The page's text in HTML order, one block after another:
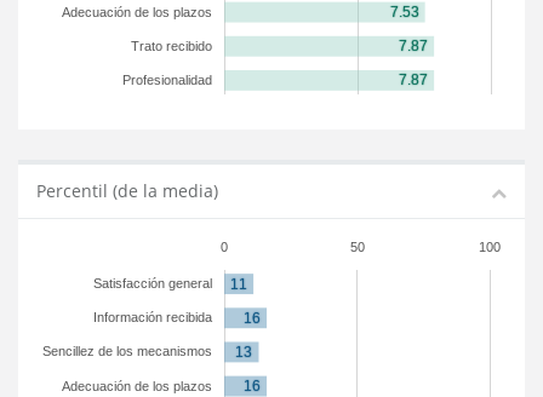
Adecuación de los plazos
Trato recibido
Profesionalidad
Percentil (de la media)
0 50 100
Satisfacción general
Información recibida
Sencillez de los mecanismos
Adecuación de los plazos